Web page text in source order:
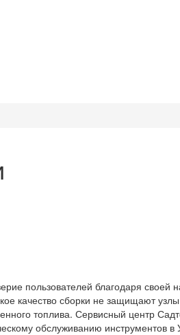
пользователей благодаря своей
качество сборки не защищают узлы
топлива. Сервисный центр
обслуживанию инструментов в